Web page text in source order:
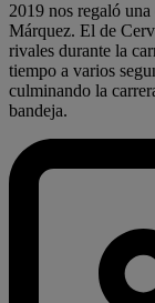
2019 nos regaló
Márquez. El de
rivales durante la
tiempo a varios
culminando la
bandeja.